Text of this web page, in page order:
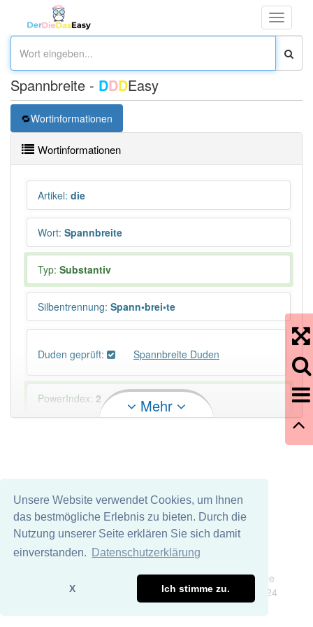
Unsere Website verwendet Cookies, um Ihnen
das bestmögliche Erlebnis zu bieten. Durch die
Nutzung unserer Seite erklären Sie sich damit
einverstanden.
Datenschutzerklärung
X Ich stimme zu.
Toggle
Spannbreite - DDDEasy
Wortinformationen
Wortinformationen
Artikel: die
Wort: Spannbreite
Typ: Substantiv
Silbentrennung: Spann•brei•te
Duden geprüft: Spannbreite Duden
PowerIndex: 2
Wörter mit Endung -spannbreite
aber mit einem
anderen Artikeldie: 0
84% unserer Spielapp-Nutzer haben den Artikel
Mehr
Wir übernehmen keine Garantie und keine Haftung für die
Richtigkeit und Vollständigkeit dieser Seite. DDDEasy 2024